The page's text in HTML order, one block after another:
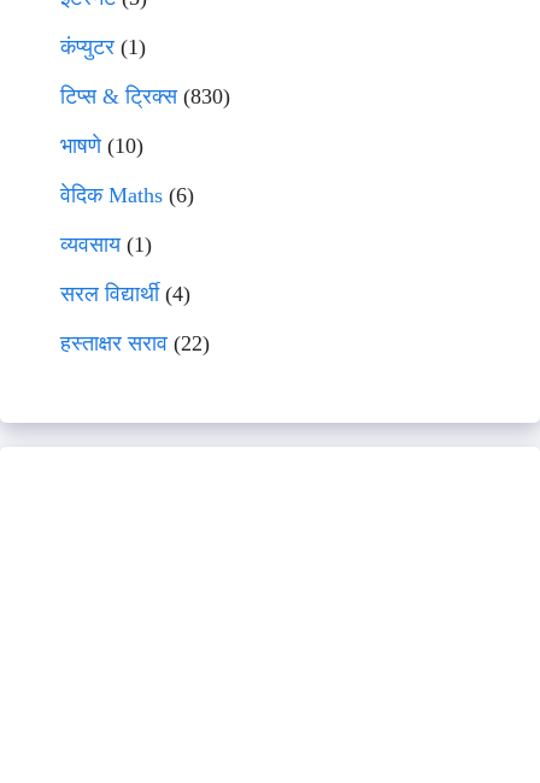
कंप्युटर (1)
टिप्स & ट्रिक्स(830)
भाषणे(10)
वेदिक Maths (6)
व्यवसाय(1)
सरल विद्यार्थी(4)
हस्ताक्षर सराव (22)